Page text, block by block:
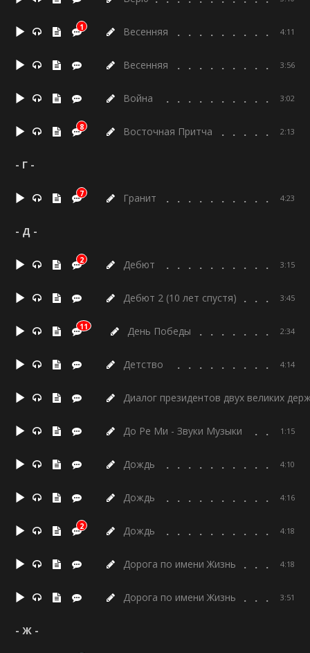
1 Весенняя 4:11
Весенняя 3:56
Война 3:02
8 Восточная Притча 2:13
- Г -
7 Гранит 4:23
- Д -
2 Дебют 3:15
Дебют 2 (10 лет спустя) 3:45
11 День Победы 2:34
Детство 4:14
Диалог президентов двух великих
До Ре Ми - Звуки Музыки 1:15
Дождь 4:10
Дождь 4:16
2 Дождь 4:18
Дорога по имени Жизнь 4:18
Дорога по имени Жизнь 3:51
- Ж -